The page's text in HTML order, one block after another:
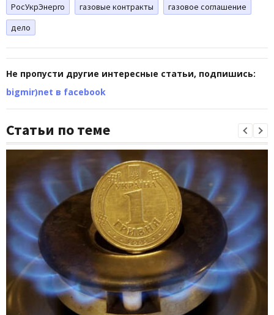
РосУкрЭнерго
газовые контракты
газовое соглашение
дело
Не пропусти другие интересные статьи, подпишись:
bigmir)net в facebook
Статьи по теме